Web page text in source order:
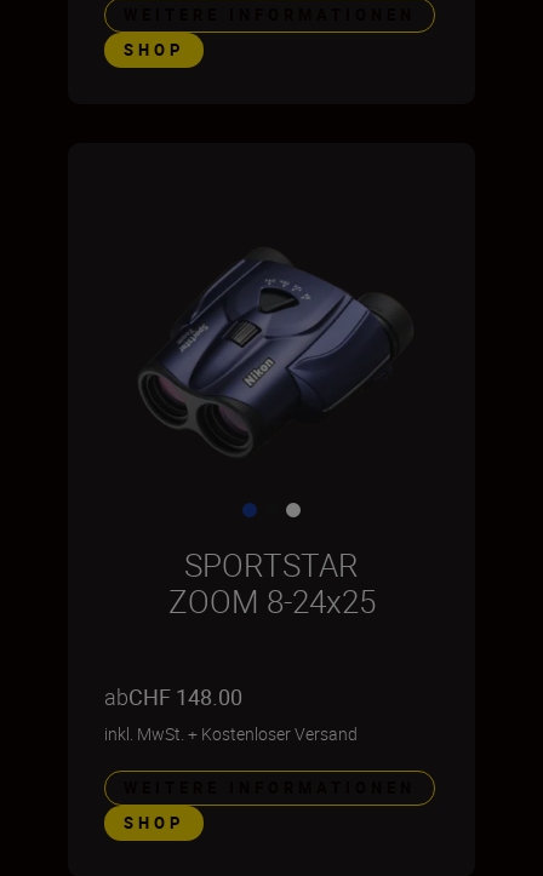
SHOP
SPORTSTAR
ZOOM 8-24x25
abCHF 148.00
inkl. MwSt. + Kostenloser Versand
SHOP